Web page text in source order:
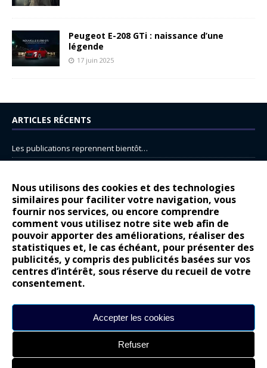
Nous utilisons des cookies et des technologies
similaires pour faciliter votre navigation, vous
fournir nos services, ou encore comprendre
comment vous utilisez notre site web afin de
pouvoir apporter des améliorations, réaliser des
statistiques et, le cas échéant, pour présenter des
publicités, y compris des publicités basées sur vos
centres d’intérêt, sous réserve du recueil de votre
consentement.
Accepter les cookies
Refuser
Peugeot E-208 GTi : naissance d’une
légende
17 juin 2025
ARTICLES RÉCENTS
Les publications reprennent bientôt…
14 juillet : nouveau film de marque pour Citroën
Renault Espace : voyage, voyage…
Peugeot E-208 GTi : naissance d’une légende
COMMENTAIRES RÉCENTS
Bernard DardartdansDacia Sandero : pour les gens vrais
Alpine A290 : L’irrésistible attraction de la légèreté
leroydansLancia Ypsilon : naturellement envoûtante ?